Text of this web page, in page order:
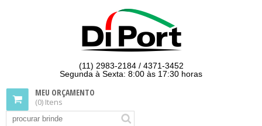
(11) 2983-2184 / 4371-3452
Segunda à Sexta: 8:00 às 17:30 horas
MEU ORÇAMENTO
(0) Itens